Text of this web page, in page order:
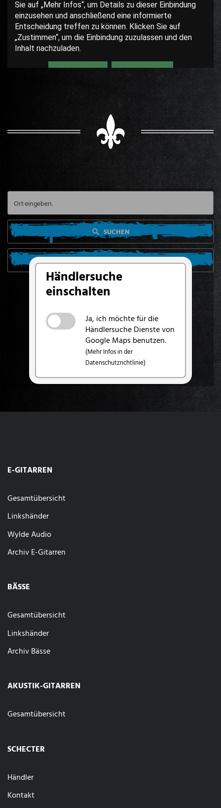
Händlersuche
einschalten
Ja, ich möchte für die
Händlersuche Dienste von
Google Maps benutzen.
(Mehr Infos in der
Datenschutzrichtlinie)
SUCHEN
SUCHE VON MEINEM STANDORT AUS
E-GITARREN
Gesamtübersicht
Linkshänder
Wylde Audio
Archiv E-Gitarren
BÄSSE
Gesamtübersicht
Linkshänder
Archiv Bässe
AKUSTIK-GITARREN
Gesamtübersicht
SCHECTER
Händler
Kontakt